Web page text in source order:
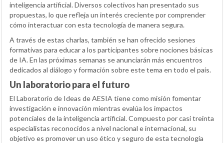
inteligencia artificial. Diversos colectivos han presentado sus
propuestas, lo que refleja un interés creciente por comprender
cómo interactuar con esta tecnología de manera segura.
A través de estas charlas, también se han ofrecido sesiones
formativas para educar a los participantes sobre nociones básicas
de IA. En las próximas semanas se anunciarán más encuentros
dedicados al diálogo y formación sobre este tema en todo el país.
Un laboratorio para el futuro
El Laboratorio de Ideas de AESIA tiene como misión fomentar
investigación e innovación mientras evalúa los impactos
potenciales de la inteligencia artificial. Compuesto por casi treinta
especialistas reconocidos a nivel nacional e internacional, su
objetivo es promover un uso ético y seguro de esta tecnología